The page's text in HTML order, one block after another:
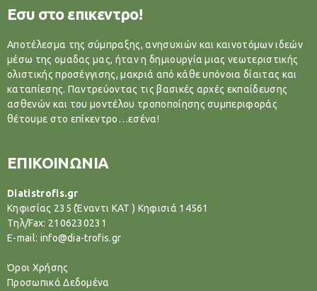
Εσυ στο επικεντρο!
Αποτέλεσμα της σύμπραξης, ανησυχιών και καινοτόμων ιδεών
μέσω της ομαδας μας, ήταν η δημιουργία μιας νεωτεριστικής
ολιστικής προσέγγισης, μακριά από κάθε υπόνοια δίαιτας και
καταπίεσης. Παντρεύοντας τις βασικές αρχές εκπαίδευσης
ασθενών και του μοντέλου τροποποίησης συμπεριφοράς
θέτουμε στο επίκεντρο…εσένα!
ΕΠΙΚΟΙΝΩΝΙΑ
Diatistrofis.gr
Κηφισίας 235 (Έναντι ΚΑΤ ) Κηφισιά 14561
Tηλ/Fax: 2106230231
E-mail: info@dia-trofis.gr
Όροι Χρήσης
Προσωπικά Δεδομένα